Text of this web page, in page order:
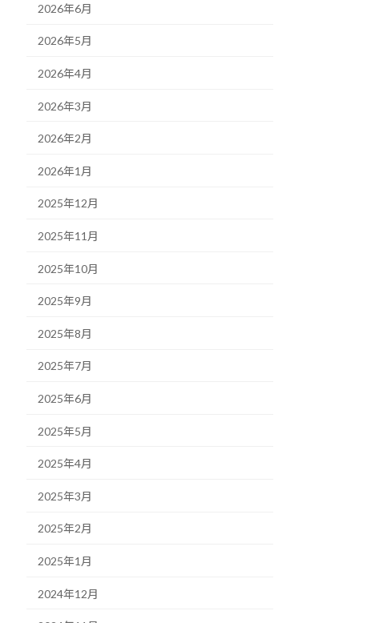
2026年6月
2026年5月
2026年4月
2026年3月
2026年2月
2026年1月
2025年12月
2025年11月
2025年10月
2025年9月
2025年8月
2025年7月
2025年6月
2025年5月
2025年4月
2025年3月
2025年2月
2025年1月
2024年12月